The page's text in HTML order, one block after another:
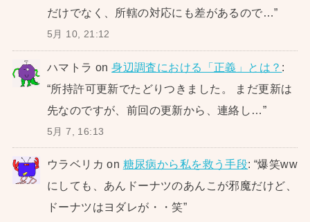
だけでなく、所轄の対応にも差があるので…”
5月 10, 21:12
ハマトラ on身辺調査における「正義」とは？ :
“所持許可更新でたどりつきました。 まだ更新は
先なのですが、前回の更新から、連絡し…”
5月 7, 16:13
ウラベリカ on 糖尿病から私を救う手段: “爆笑ww
にしても、あんドーナツのあんこが邪魔だけど、
ドーナツはヨダレが・・笑”